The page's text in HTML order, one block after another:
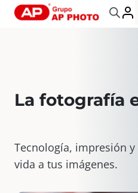
Saltar
La fotografía
Tecnología, impresión
vida a tus imágenes.